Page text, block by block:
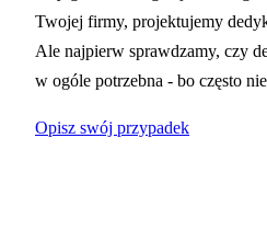
Twojej firmy, projektujemy
Ale najpierw sprawdzamy, czy
w ogóle potrzebna - bo często
Opisz swój przypadek